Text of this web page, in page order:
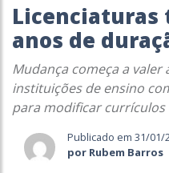
Licenciaturas
anos de
Mudança começa a
instituições de ensino
para modificar currículos
Publicado em 31/01/
por Rubem Barros